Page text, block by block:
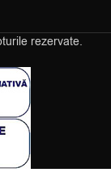
rezervate.